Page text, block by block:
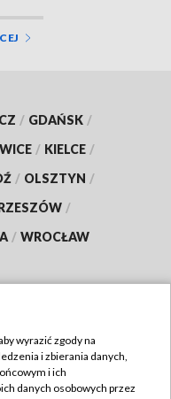
/ GDAŃSK /
/ KIELCE /
/ OLSZTYN /
/
/ WROCŁAW
wyrazić zgody na
i zbierania danych,
i ich
danych osobowych przez